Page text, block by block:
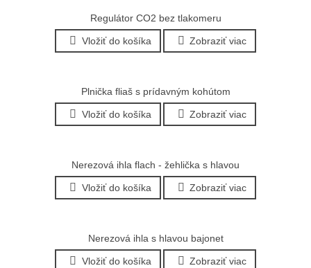
Regulátor CO2 bez tlakomeru
Vložiť do košíka Zobraziť viac
Plnička fliaš s prídavným kohútom
Vložiť do košíka Zobraziť viac
Nerezová ihla flach - žehlička s hlavou
Vložiť do košíka Zobraziť viac
Nerezová ihla s hlavou bajonet
Vložiť do košíka Zobraziť viac